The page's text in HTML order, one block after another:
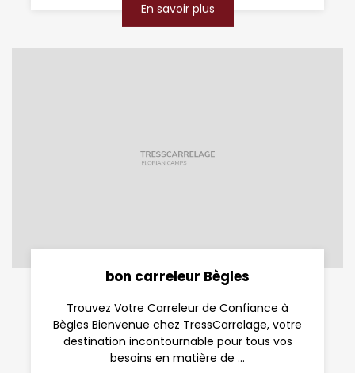
En savoir plus
bon carreleur Bègles
Trouvez Votre Carreleur de Confiance à
Bègles Bienvenue chez TressCarrelage, votre
destination incontournable pour tous vos
besoins en matière de ...